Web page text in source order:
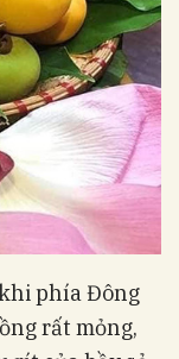
phía Đông
rất mỏng,